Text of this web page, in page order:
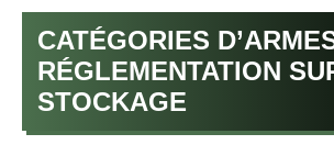
CATÉGORIES
RÉGLEMENTATION
STOCKAGE